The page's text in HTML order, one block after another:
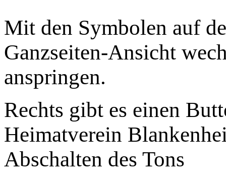
Mit den Symbolen auf
Ganzseiten-Ansicht
anspringen.
Rechts gibt es einen
Heimatverein
Abschalten des Tons